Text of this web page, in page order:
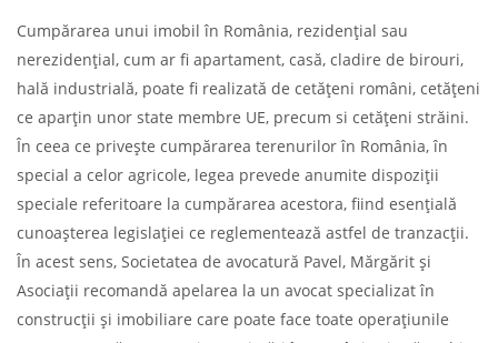
Cumpărarea unui imobil în România, rezidențial sau
nerezidențial, cum ar fi apartament, casă, cladire de birouri,
hală industrială, poate fi realizată de cetățeni români, cetățeni
ce aparțin unor state membre UE, precum si cetățeni străini.
În ceea ce privește cumpărarea terenurilor în România, în
special a celor agricole, legea prevede anumite dispoziții
speciale referitoare la cumpărarea acestora, fiind esențială
cunoașterea legislației ce reglementează astfel de tranzacții.
În acest sens, Societatea de avocatură Pavel, Mărgărit și
Asociații recomandă apelarea la un avocat specializat în
construcții și imobiliare care poate face toate operațiunile